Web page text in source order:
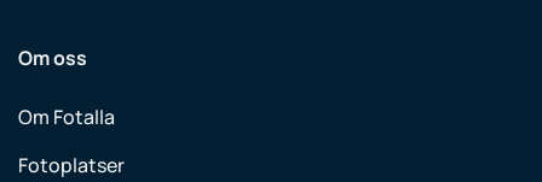
Om oss
Om Fotalla
Fotoplatser